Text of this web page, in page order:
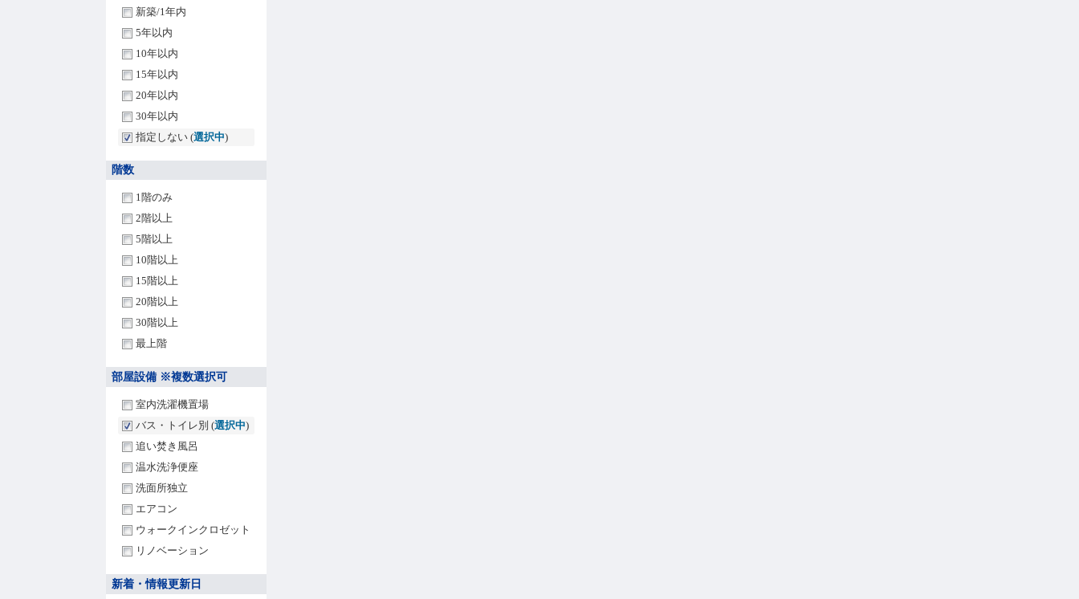
新築/1年内
5年以内
10年以内
15年以内
20年以内
30年以内
指定しない (選択中)
階数
1階のみ
2階以上
5階以上
10階以上
15階以上
20階以上
30階以上
最上階
部屋設備 ※複数選択可
室内洗濯機置場
バス・トイレ別 (選択中)
追い焚き風呂
温水洗浄便座
洗面所独立
エアコン
ウォークインクロゼット
リノベーション
新着・情報更新日